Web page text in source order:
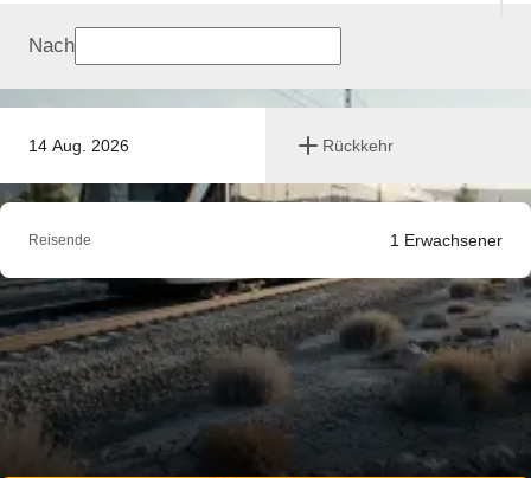
14 Aug. 2026 Rückkehr
Nach
Reisende 1 Erwachsener